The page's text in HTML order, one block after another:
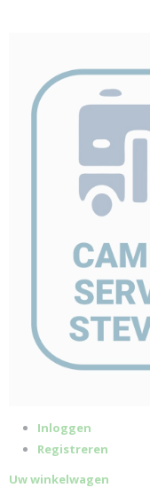
Inloggen
Registreren
Uw winkelwagen